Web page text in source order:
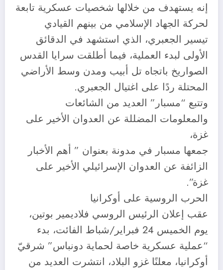
إنه يستهدف من خلالها شخصيات عسكرية تابعة
لحركة الجهاد الإسلامي من بينهم القيادي
تيسير الجعبري، الذي استشهد في الدقائق
الأولى لبدء العملية، فيما أطلقت سرايا القدس
الصواريخ باتجاه تل أبيب ومدن وسط الأراضي
المحتلة ردًا على اغتيال الجعبري.
وتتبع “مسبار” العديد من الشائعات
والمعلومات المضللة عن العدوان الأخير على
غزة،
جمعها مسبار في مدونة بعنوان ” أهم الأخبار
الزائفة عن العدوان الإسرائيلي الأخير على
غزة”.
الحرب الروسية على أوكرانيا
عقب إعلان الرئيس الروسي فلاديمير بوتين،
يوم الخميس 24 فبراير/شباط الفائت، بدء
“عملية عسكرية خاصة لحماية دونباس” شرقيّ
أوكرانيا، معلنًا غزو البلاد، انتشرت العديد من